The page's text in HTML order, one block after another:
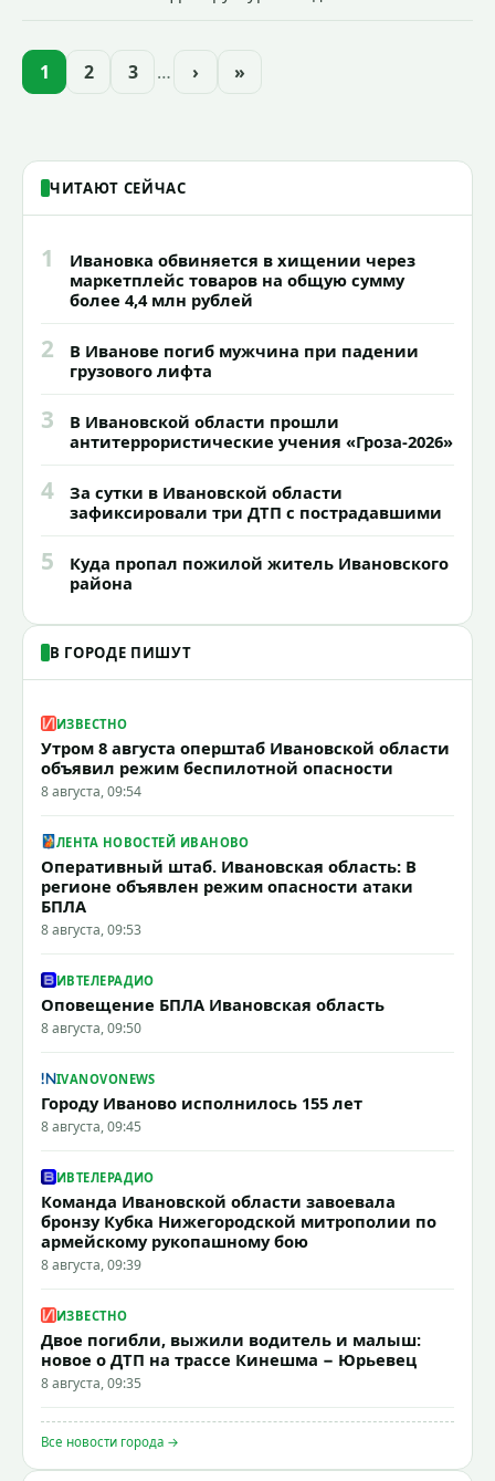
проекта подсветки исторических
1 2 3 … › »
ЧИТАЮТ СЕЙЧАС
1
Ивановка обвиняется в хищении через
маркетплейс товаров на общую сумму
более 4,4 млн рублей
2
В Иванове погиб мужчина при падении
грузового лифта
3
В Ивановской области прошли
антитеррористические учения «Гроза-2026»
4
За сутки в Ивановской области
зафиксировали три ДТП с пострадавшими
5
Куда пропал пожилой житель Ивановского
района
В ГОРОДЕ ПИШУТ
ИЗВЕСТНО
Утром 8 августа оперштаб Ивановской области
объявил режим беспилотной опасности
8 августа, 09:54
ЛЕНТА НОВОСТЕЙ ИВАНОВО
Оперативный штаб. Ивановская область: В
регионе объявлен режим опасности атаки
БПЛА
8 августа, 09:53
ИВТЕЛЕРАДИО
Оповещение БПЛА Ивановская область
8 августа, 09:50
IVANOVONEWS
Городу Иваново исполнилось 155 лет
8 августа, 09:45
ИВТЕЛЕРАДИО
Команда Ивановской области завоевала
бронзу Кубка Нижегородской митрополии по
армейскому рукопашному бою
8 августа, 09:39
ИЗВЕСТНО
Двое погибли, выжили водитель и малыш:
новое о ДТП на трассе Кинешма − Юрьевец
8 августа, 09:35
Все новости города →